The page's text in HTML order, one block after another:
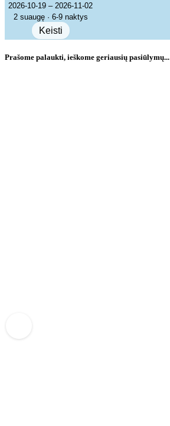
2026-10-19 – 2026-11-02
2 suaugę · 6-9 naktys
Keisti
Prašome palaukti, ieškome geriausių pasiūlymų...